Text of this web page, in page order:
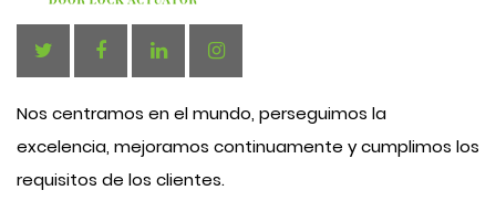
Nos centramos en el mundo, perseguimos la
excelencia, mejoramos continuamente y cumplimos los
requisitos de los clientes.